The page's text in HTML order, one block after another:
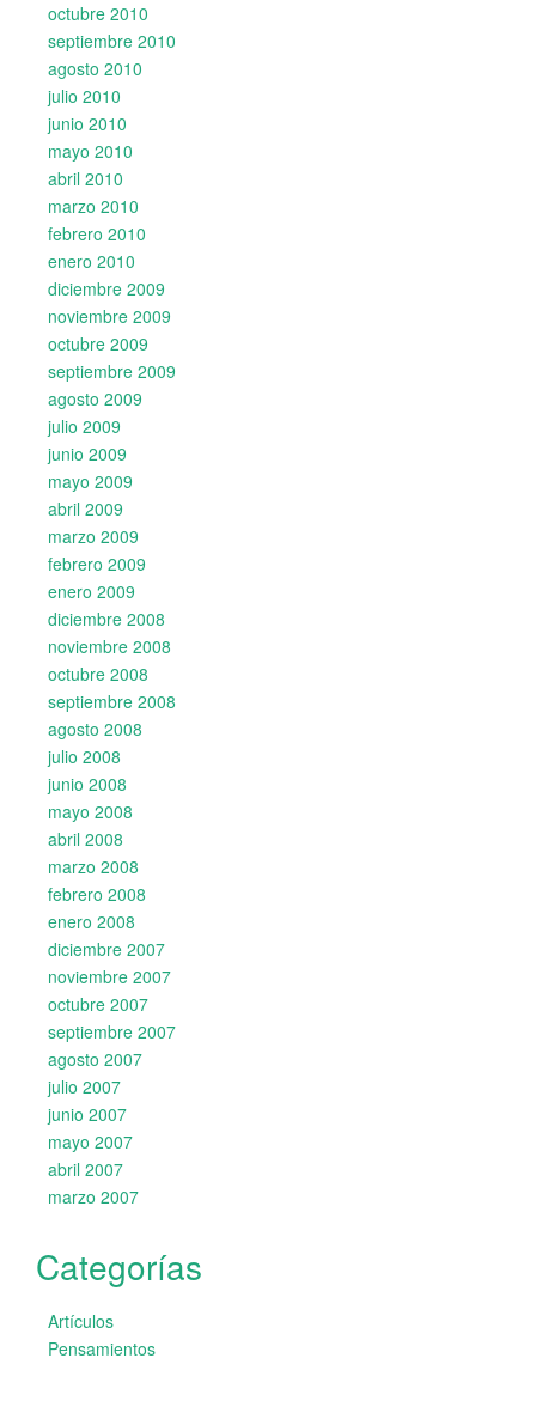
octubre 2010
septiembre 2010
agosto 2010
julio 2010
junio 2010
mayo 2010
abril 2010
marzo 2010
febrero 2010
enero 2010
diciembre 2009
noviembre 2009
octubre 2009
septiembre 2009
agosto 2009
julio 2009
junio 2009
mayo 2009
abril 2009
marzo 2009
febrero 2009
enero 2009
diciembre 2008
noviembre 2008
octubre 2008
septiembre 2008
agosto 2008
julio 2008
junio 2008
mayo 2008
abril 2008
marzo 2008
febrero 2008
enero 2008
diciembre 2007
noviembre 2007
octubre 2007
septiembre 2007
agosto 2007
julio 2007
junio 2007
mayo 2007
abril 2007
marzo 2007
Categorías
Artículos
Pensamientos